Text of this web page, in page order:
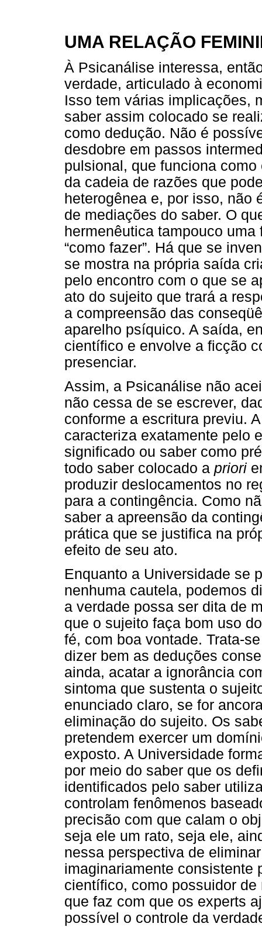
UMA RELAÇÃO
À Psicanálise interessa,
verdade, articulado à
Isso tem várias implicações,
saber assim colocado se
como dedução. Não é
desdobre em passos
pulsional, que funciona
da cadeia de razões que
heterogênea e, por isso, não
de mediações do saber. O
hermenêutica tampouco
“como fazer”. Há que se
se mostra na própria saída
pelo encontro com o que se
ato do sujeito que trará a
a compreensão das
aparelho psíquico. A saída,
científico e envolve a ficção
presenciar.
Assim, a Psicanálise não
não cessa de se escrever,
conforme a escritura previu.
caracteriza exatamente pelo
significado ou saber como
todo saber colocado a priori
produzir deslocamentos no
para a contingência. Como
saber a apreensão da
prática que se justifica na
efeito de seu ato.
Enquanto a Universidade se
nenhuma cautela, podemos
a verdade possa ser dita de
que o sujeito faça bom uso
fé, com boa vontade. Trata-
dizer bem as deduções
ainda, acatar a ignorância
sintoma que sustenta o
enunciado claro, se for
eliminação do sujeito. Os
pretendem exercer um
exposto. A Universidade
por meio do saber que os
identificados pelo saber
controlam fenômenos
precisão com que calam o
seja ele um rato, seja ele,
nessa perspectiva de
imaginariamente consistente
científico, como possuidor
que faz com que os experts
possível o controle da